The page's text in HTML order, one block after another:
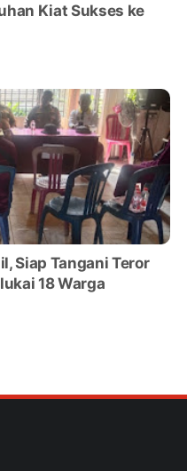
Kiat Sukses ke
Siap Tangani Teror
18 Warga